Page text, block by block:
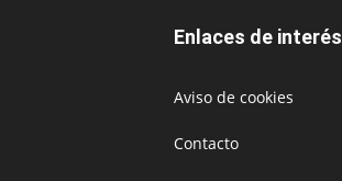
Enlaces de interés
Aviso de cookies
Contacto